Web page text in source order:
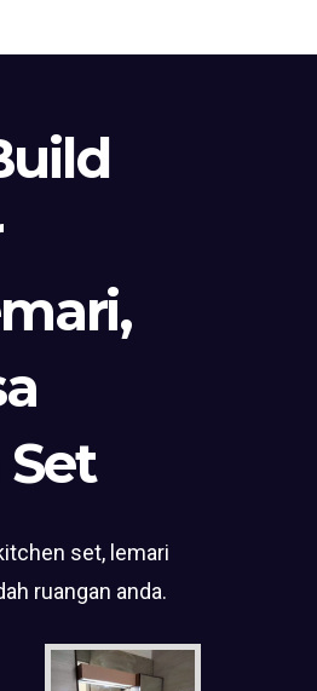
set, lemari
ruangan anda.